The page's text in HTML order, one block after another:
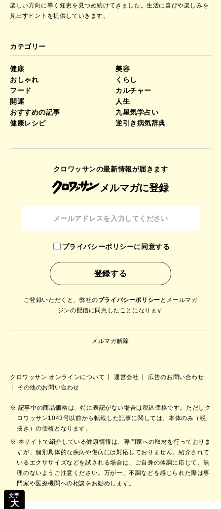
文字
大
楽しい方向に導く知恵を見つめ続けてきました。生活に喜びや楽しみを
見出すヒントを提供していきます。
カテゴリー
健康
美容
おしゃれ
くらし
フード
カルチャー
開運
人生
おすすめの記事
九星気学占い
健康レシピ
逆引き病気辞典
クロワッサンの最新情報が届きます
メルマガに登録
プライバシーポリシーに同意する
ご登録いただくと、弊社のプライバシーポリシー と メールマガ
ジンの配信に同意したことになります
メルマガ解除
クロワッサン オンラインについて 運営会社
広告のお問い合わせ
その他のお問い合わせ
記事中の商品価格は、特に表記がない場合は税込価格です。ただしク
ロワッサン1043号以前から転載した記事に関しては、本体のみ（税
抜き）の価格となります。
本サイトで紹介している健康情報は、専門家への取材を行っておりま
すが、個別具体的な疾病や傷病には対応しておりません。紹介されて
いるエクササイズなどを試される場合は、ご自身の体調に応じて、無
理のないようご注意ください。万が一、不調などを感じられた際は専
門家や医療機関への相談をお勧めします。